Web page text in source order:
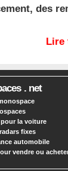
des
Lire
. net
la voiture
fixes
automobile
vendre ou